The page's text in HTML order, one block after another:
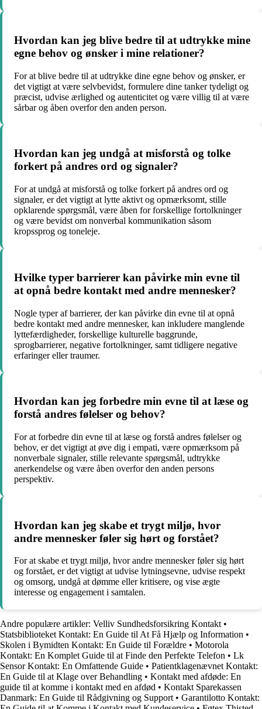
Hvordan kan jeg blive bedre til at udtrykke mine
egne behov og ønsker i mine relationer?
For at blive bedre til at udtrykke dine egne behov og ønsker, er
det vigtigt at være selvbevidst, formulere dine tanker tydeligt og
præcist, udvise ærlighed og autenticitet og være villig til at være
sårbar og åben overfor den anden person.
Hvordan kan jeg undgå at misforstå og tolke
forkert på andres ord og signaler?
For at undgå at misforstå og tolke forkert på andres ord og
signaler, er det vigtigt at lytte aktivt og opmærksomt, stille
opklarende spørgsmål, være åben for forskellige fortolkninger
og være bevidst om nonverbal kommunikation såsom
kropssprog og toneleje.
Hvilke typer barrierer kan påvirke min evne til
at opnå bedre kontakt med andre mennesker?
Nogle typer af barrierer, der kan påvirke din evne til at opnå
bedre kontakt med andre mennesker, kan inkludere manglende
lyttefærdigheder, forskellige kulturelle baggrunde,
sprogbarrierer, negative fortolkninger, samt tidligere negative
erfaringer eller traumer.
Hvordan kan jeg forbedre min evne til at læse og
forstå andres følelser og behov?
For at forbedre din evne til at læse og forstå andres følelser og
behov, er det vigtigt at øve dig i empati, være opmærksom på
nonverbale signaler, stille relevante spørgsmål, udtrykke
anerkendelse og være åben overfor den anden persons
perspektiv.
Hvordan kan jeg skabe et trygt miljø, hvor
andre mennesker føler sig hørt og forstået?
For at skabe et trygt miljø, hvor andre mennesker føler sig hørt
og forstået, er det vigtigt at udvise lytningsevne, udvise respekt
og omsorg, undgå at dømme eller kritisere, og vise ægte
interesse og engagement i samtalen.
Andre populære artikler: Velliv Sundhedsforsikring Kontakt •
Statsbiblioteket Kontakt: En Guide til At Få Hjælp og Information •
Skolen i Bymidten Kontakt: En Guide til Forældre • Motorola
Kontakt: En Komplet Guide til at Finde den Perfekte Telefon • Lk
Sensor Kontakt: En Omfattende Guide • Patientklagenævnet Kontakt:
En Guide til at Klage over Behandling • Kontakt med afdøde: En
guide til at komme i kontakt med en afdød • Kontakt Sparekassen
Danmark: En Guide til Rådgivning og Support • Garantilotto Kontakt: